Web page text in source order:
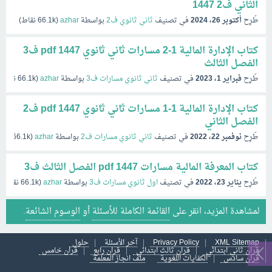
الثاني ف2 1447
طُرِحأكتوبر 26، 2024 في تصنيف ثاني ثانوي ف2 بواسطةazhar
(
66.1kنقاط)
كتاب الإدارة المالية 1-2 مسارات ثاني ثانوي pdf 1447 ف3
الفصل الثالث
طُرِحفبراير 1، 2023 في تصنيف ثاني ثانوي مسارات ف3 بواسطةazhar
(
66.1k
كتاب الإدارة المالية 1-1 مسارات ثاني ثانوي pdf 1447 ف2
الفصل الثاني
طُرِحنوفمبر 22، 2022 في تصنيف ثاني ثانوي مسارات ف2 بواسطةazhar
(
66.1k
كتاب المعرفة المالية مسارات pdf 1447 الفصل الثالث ف3
طُرِحيناير 23، 2022 في تصنيفاول ثانوي مسارات ف3 بواسطةazhar
(
66.1kنقاط)
لمشاهدة المزيد، انقر على القائمة الكاملة للأسئلةأوالوسوم الشائعة.
XML Sitemap
Privacy Policy آخر الأسئلة حلول
قران ثاني ابتدائي قران ثالث ابتدائي قران رابع قران خامس
قران سادس الكفايات اللغوية ملف انجاز المعلمة